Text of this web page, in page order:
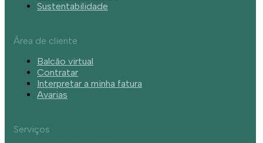
Sustentabilidade
Área de cliente
Balcão virtual
Contratar
Interpretar a minha fatura
Avarias
Serviços